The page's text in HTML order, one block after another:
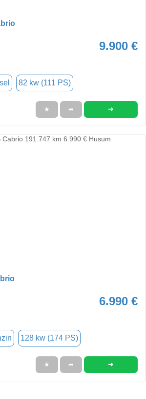
9.900 €
82 kw (111 PS)
★ ➦ ➜
6.990 €
128 kw (174 PS)
★ ➦ ➜